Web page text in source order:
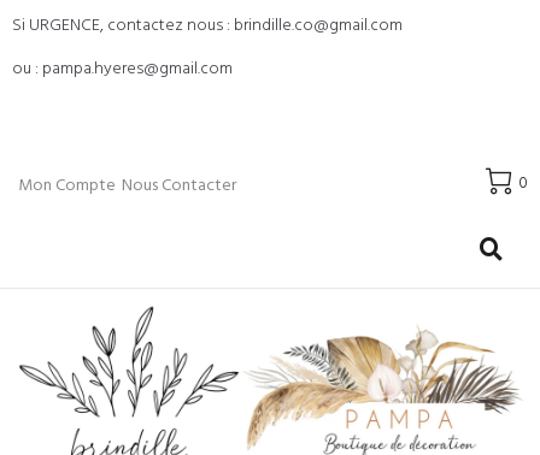
Si URGENCE, contactez nous : brindille.co@gmail.com
ou : pampa.hyeres@gmail.com
Mon Compte Nous Contacter 0